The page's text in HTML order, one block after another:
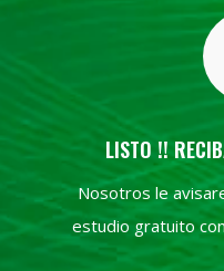
LISTO !!
Nosotros le
estudio gratuito